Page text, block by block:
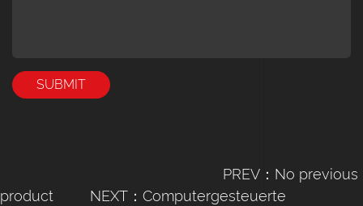
PREV：No previous
product
NEXT：Computergesteuerte